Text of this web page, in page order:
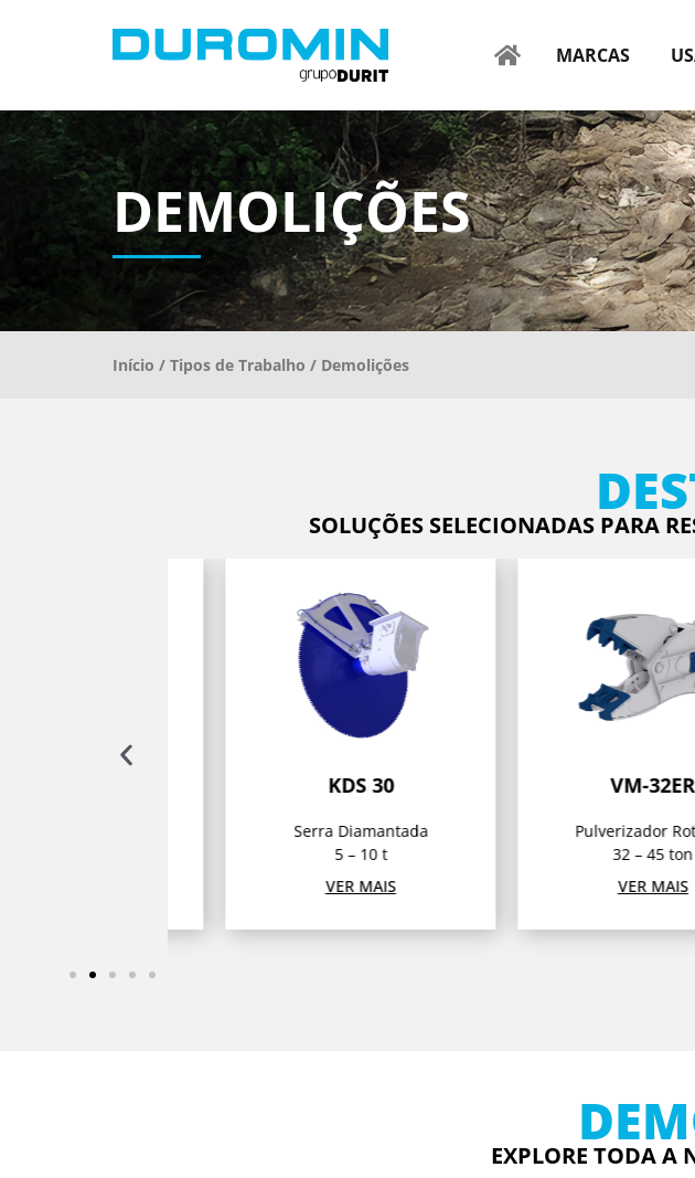
MARCAS
DEMOLIÇÕES
Início / Tipos de Trabalho / Demolições
SOLUÇÕES SELECIONADAS PARA
KDS 30
Serra Diamantada
VER MAIS
VM-32ER
Pulverizador Rotativo
32 – 45 ton
VER MAIS
EXPLORE TODA A